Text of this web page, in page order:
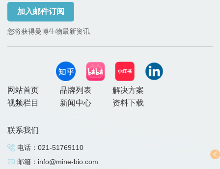
加入邮件订阅
您将获得曼博生物最新资讯
网站首页 品牌列表
解决方案
视频栏目
新闻中心 资料下载
联系我们
电话： 021-51769110
邮箱： info@mine-bio.com